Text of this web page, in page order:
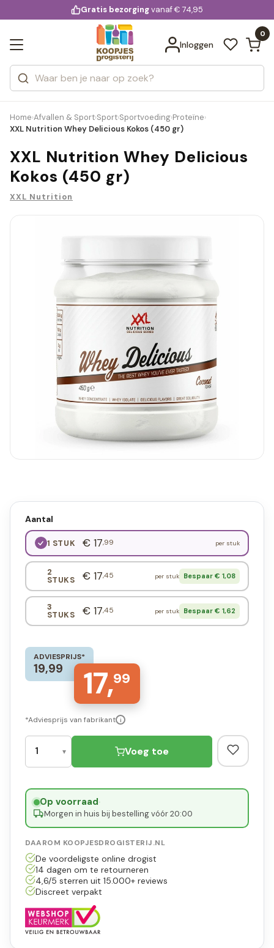
voor 20:00 uur besteld
Gratis bezorgingvanaf € 74,95
Inloggen
0
Zoeken
Categorieën
Merken
Bekijk alle resultaten
Home›Afvallen & Sport›Sport›Sportvoeding›Proteïne›
XXL Nutrition Whey Delicious Kokos (450 gr)
XXL Nutrition Whey Delicious
Kokos (450 gr)
XXL Nutrition
Aantal
1 STUK € 17,99 per stuk
2
STUKS € 17,45 per stuk Bespaar € 1,08
3
STUKS € 17,45 per stuk Bespaar € 1,62
ADVIESPRIJS*
19,99 17,99
*Adviesprijs van fabrikant i
Voeg toe
Op voorraad·
Morgen in huis bij bestelling vóór 20:00
DAAROM KOOPJESDROGISTERIJ.NL
De voordeligste online drogist
14 dagen om te retourneren
4,6/5 sterren uit 15.000+ reviews
Discreet verpakt